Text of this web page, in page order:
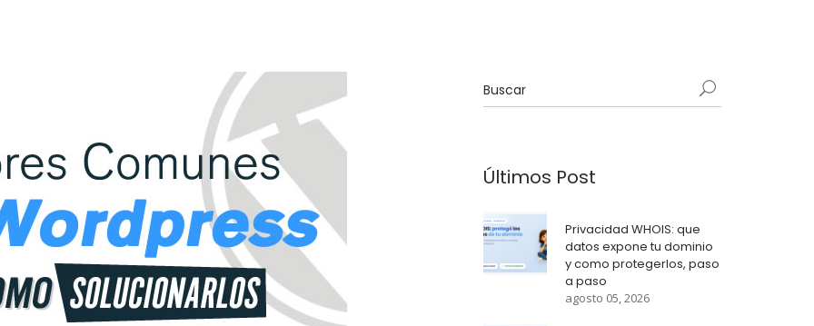
Últimos Post
Privacidad WHOIS: que
datos expone tu dominio
y como protegerlos, paso
a paso
agosto 05, 2026